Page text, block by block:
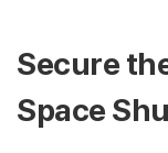
Secure
Space